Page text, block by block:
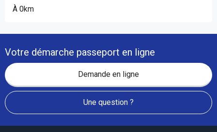
À 0km
Votre démarche passeport en ligne
Demande en ligne
Une question ?